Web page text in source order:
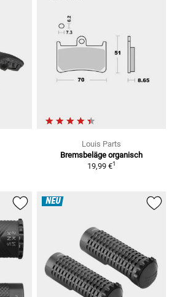
Louis Parts
Bremsbeläge organisch
19,99 €1
NEU